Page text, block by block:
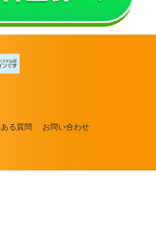
る質問 お問い合わせ